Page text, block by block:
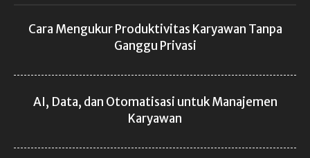
Cara Mengukur Produktivitas Karyawan Tanpa
Ganggu Privasi
AI, Data, dan Otomatisasi untuk Manajemen
Karyawan